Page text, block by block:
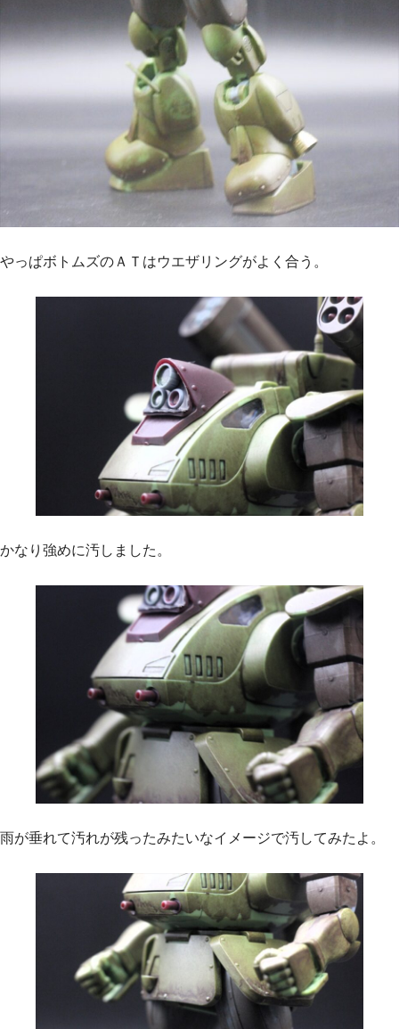
やっぱボトムズのＡＴはウエザリングがよく合う。
かなり強めに汚しました。
雨が垂れて汚れが残ったみたいなイメージで汚してみたよ。